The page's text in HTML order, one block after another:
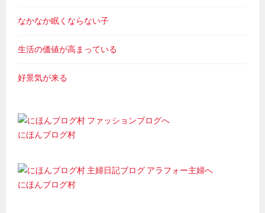
なかなか眠くならない子
生活の価値が高まっている
好景気が来る
にほんブログ村
にほんブログ村